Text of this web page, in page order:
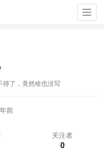
得了，竟然啥也没写
前
关注者
0